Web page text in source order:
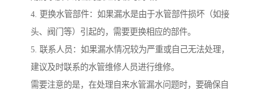
4. 更换水管部件：如果漏水是由于水管部件损坏（如接
头、阀门等）引起的，需要更换相应的部件。
5. 联系人员：如果漏水情况较为严重或自己无法处理，
建议及时联系的水管维修人员进行维修。
需要注意的是，在处理自来水管漏水问题时，要确保自